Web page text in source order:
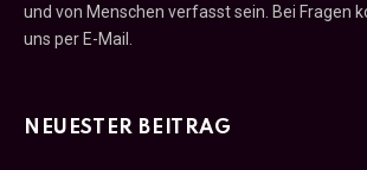
und von Menschen verfasst sein. Bei Fragen
uns per E-Mail.
NEUESTER BEITRAG